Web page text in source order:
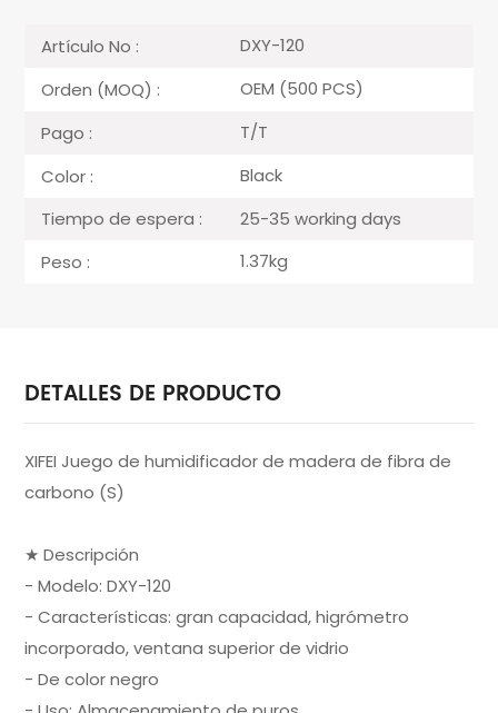
Artículo No :
DXY-120
Orden (MOQ) :
OEM (500 PCS)
Pago :
T/T
Color :
Black
Tiempo de espera :
25-35 working days
Peso :
1.37kg
DETALLES DE PRODUCTO
XIFEI Juego de humidificador de madera de fibra de
carbono (S)
★ Descripción
- Modelo: DXY-120
- Características: gran capacidad, higrómetro
incorporado, ventana superior de vidrio
- De color negro